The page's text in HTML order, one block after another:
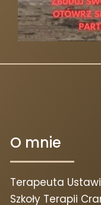
O mnie
Terapeuta
Szkoły Terapii